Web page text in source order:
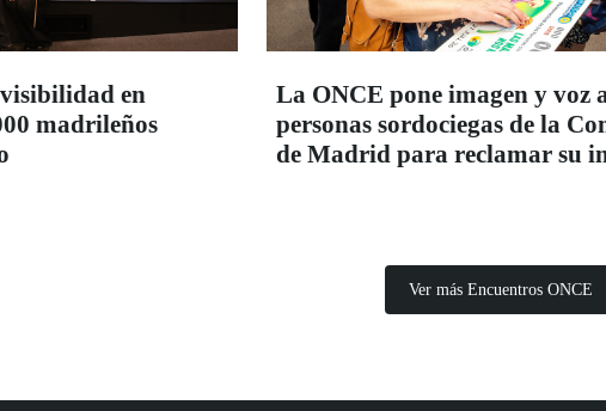
en
madrileños
La ONCE pone imagen y voz
personas sordociegas de la
de Madrid para reclamar su
Ver más Encuentros ONCE